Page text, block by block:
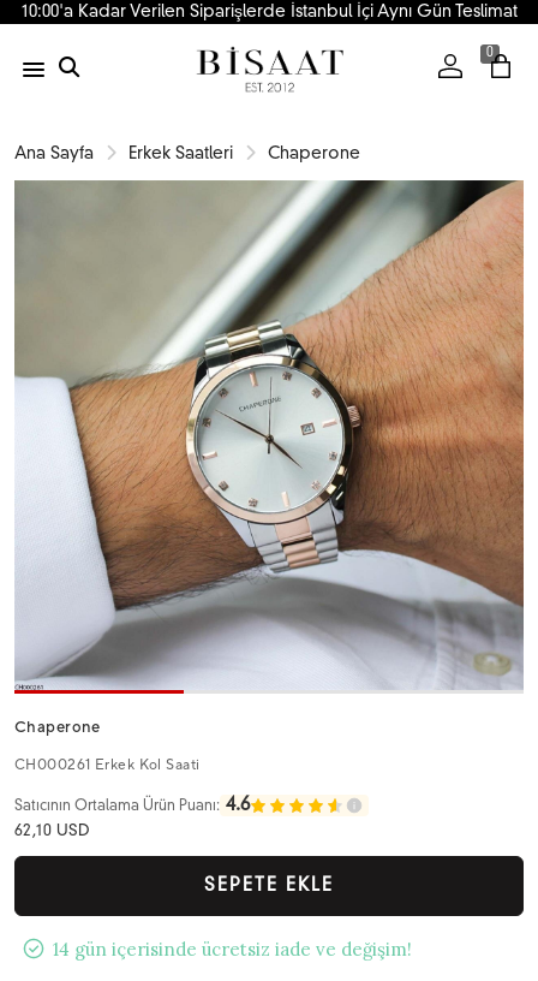
10:00'a Kadar Verilen Siparişlerde İstanbul İçi Aynı Gün Teslimat
0
Ana Sayfa Erkek Saatleri Chaperone
Chaperone
CH000261 Erkek Kol Saati
Satıcının Ortalama Ürün Puanı: 4.6
62,10 USD
SEPETE EKLE
14 gün içerisinde ücretsiz iade ve değişim!